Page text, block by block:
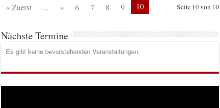
Seite 10 von 10
« Zuerst ... « 6 7 8 9 10
Nächste Termine
Es gibt keine bevorstehenden Veranstaltungen.